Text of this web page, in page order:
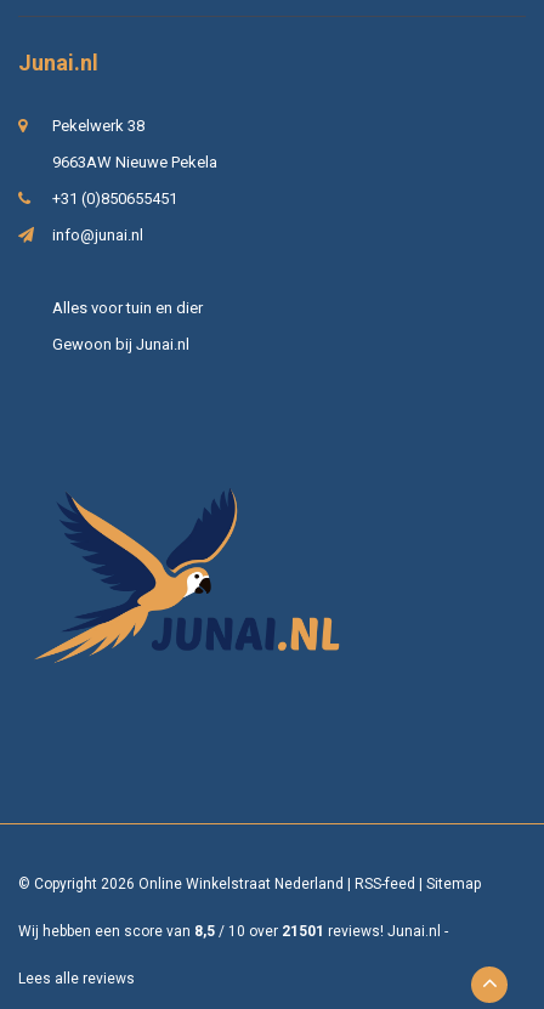
Junai.nl
Pekelwerk 38
9663AW Nieuwe Pekela
+31 (0)850655451
info@junai.nl
Alles voor tuin en dier
Gewoon bij Junai.nl
© Copyright 2026 Online Winkelstraat Nederland RSS-feed Sitemap
Wij hebben een score van 8,5 / 10 over 21501 reviews! Junai.nl -
Lees alle reviews